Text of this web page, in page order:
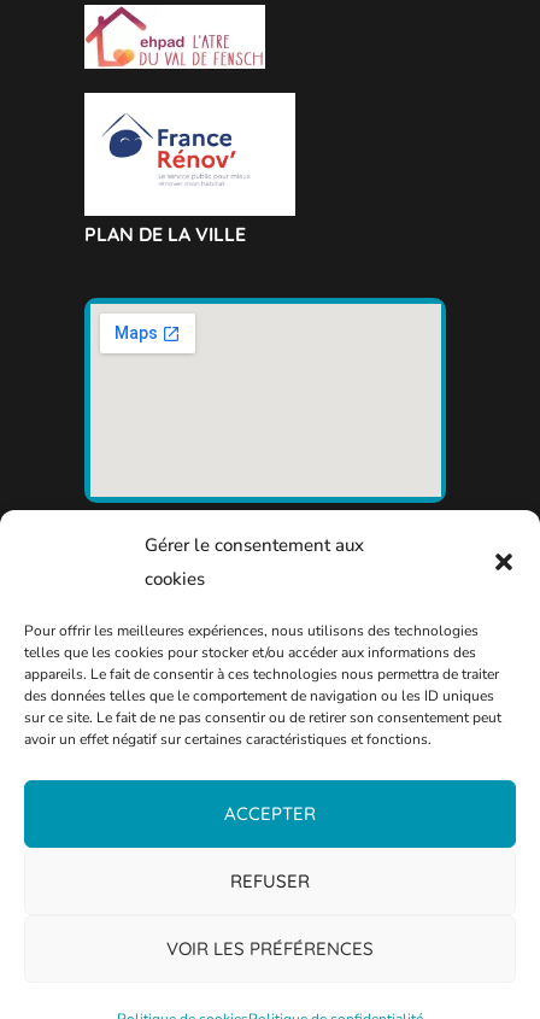
Gérer le consentement aux
cookies
Pour offrir les meilleures expériences, nous utilisons des technologies
telles que les cookies pour stocker et/ou accéder aux informations des
appareils. Le fait de consentir à ces technologies nous permettra de traiter
des données telles que le comportement de navigation ou les ID uniques
sur ce site. Le fait de ne pas consentir ou de retirer son consentement peut
avoir un effet négatif sur certaines caractéristiques et fonctions.
ACCEPTER
REFUSER
VOIR LES PRÉFÉRENCES
PLAN DE LA VILLE